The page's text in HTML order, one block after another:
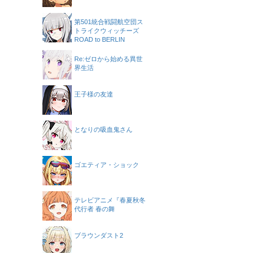
第501統合戦闘航空団ス
トライクウィッチーズ
ROAD to BERLIN
Re:ゼロから始める異世
界生活
王子様の友達
となりの吸血鬼さん
ゴエティア・ショック
テレビアニメ『春夏秋冬
代行者 春の舞
ブラウンダスト2